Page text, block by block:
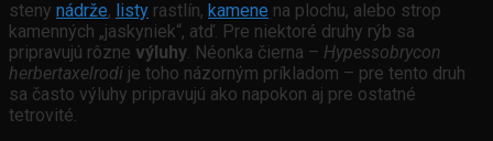
steny nádrže, listy rastlín, kamene na plochu, alebo strop
kamenných „jaskyniek“, atď. Pre niektoré druhy rýb sa
pripravujú rôzne výluhy. Néonka čierna – Hypessobrycon
herbertaxelrodi je toho názorným príkladom – pre tento druh
sa často výluhy pripravujú ako napokon aj pre ostatné
tetrovité.